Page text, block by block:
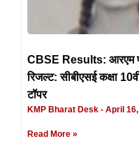
CBSE Results: आरएम
रिजल्ट: सीबीएसई कक्षा
टॉपर
KMP Bharat Desk April
Read More »